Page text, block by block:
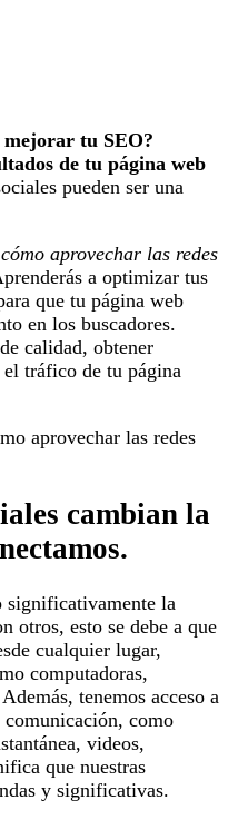
mejorar tu SEO?
de tu página web
pueden ser una
aprovechar las redes
a optimizar tus
que tu página web
en los buscadores.
calidad, obtener
tráfico de tu página
aprovechar las redes
cambian la
significativamente la
otros, esto se debe a que
cualquier lugar,
computadoras,
tenemos acceso a
comunicación, como
videos,
que nuestras
y significativas.